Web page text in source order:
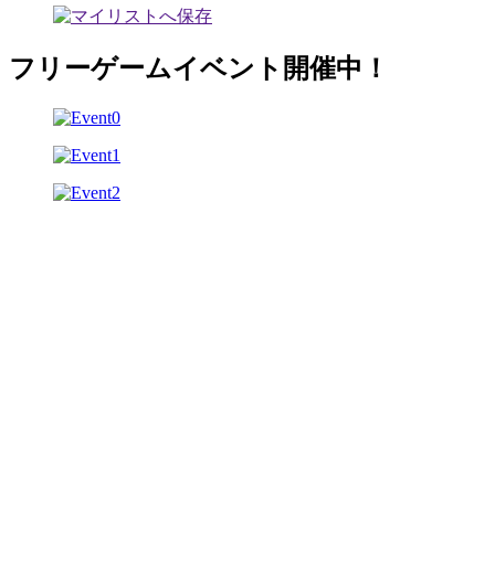
フリーゲームイベント開催中！